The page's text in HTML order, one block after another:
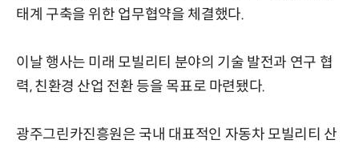
태계 구축을 위한 업무협약을 체결했다.
이날 행사는 미래 모빌리티 분야의 기술 발전과 연구 협
력, 친환경 산업 전환 등을 목표로 마련됐다.
광주그린카진흥원은 국내 대표적인 자동차 모빌리티 산